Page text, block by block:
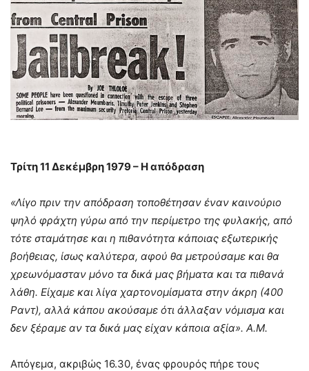
Τρίτη 11 Δεκέμβρη 1979 – Η απόδραση
«Λίγο πριν την απόδραση τοποθέτησαν έναν καινούριο
ψηλό φράχτη γύρω από την περίμετρο της φυλακής, από
τότε σταμάτησε και η πιθανότητα κάποιας εξωτερικής
βοήθειας, ίσως καλύτερα, αφού θα μετρούσαμε και θα
χρεωνόμασταν μόνο τα δικά μας βήματα και τα πιθανά
λάθη. Είχαμε και λίγα χαρτονομίσματα στην άκρη (400
Ραντ), αλλά κάπου ακούσαμε ότι άλλαξαν νόμισμα και
δεν ξέραμε αν τα δικά μας είχαν κάποια αξία». Α.Μ.
Απόγεμα, ακριβώς 16.30, ένας φρουρός πήρε τους